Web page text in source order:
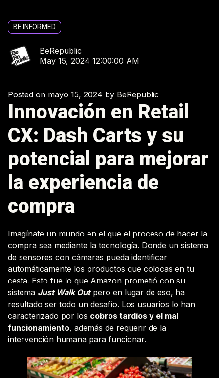
BE INFORMED
BeRepublic
May 15, 2024 12:00:00 AM
Posted on mayo 15, 2024 by BeRepublic
Innovación en Retail
CX: Dash Carts y su
potencial para mejorar
la experiencia de
compra
Imagínate un mundo en el que el proceso de hacer la
compra sea mediante la tecnología. Donde un sistema
de sensores con cámaras pueda identificar
automáticamente los productos que colocas en tu
cesta. Esto fue lo que Amazon prometió con su
sistema Just Walk Outpero en lugar de eso, ha
resultado ser todo un desafío. Los usuarios lo han
caracterizado por los cobros tardíos y el mal
funcionamiento, además de requerir de la
intervención humana para funcionar.